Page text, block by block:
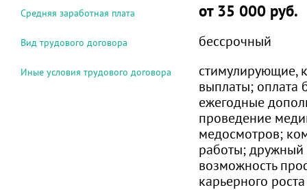
Средняя заработная плата от 35 000 руб.
Вид трудового договора бессрочный
Иные условия трудового договора
стимулирующие,
выплаты; оплата
ежегодные
проведение
медосмотров;
работы; дружный
возможность
карьерного роста